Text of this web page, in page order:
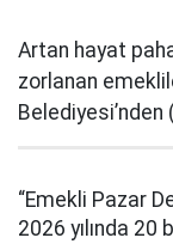
Artan hayat
zorlanan
“Emekli Pazar
2026 yılında 20